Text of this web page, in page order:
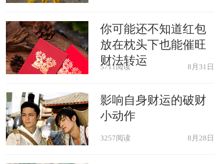
损失，遭到打击，如果能清晰回忆起接
受的对方，还暗示你要和梦里的人决
裂，敌对。
梦见有人送给你刀，预示你会收到
好消息。
你可能还不知道红包
放在枕头下也能催旺
财法转运
5711阅读 8月31日
影响自身财运的破财
小动作
3257阅读 8月28日